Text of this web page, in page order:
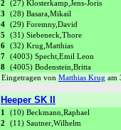
2 (27) Klosterkamp,Jens-Joris
3 (28) Basara,Mikail
4 (29) Foremny,David
5 (31) Siebeneck,Thore
6 (32) Krug,Matthias
7 (4003) Specht,Emil Leon
8 (4005) Bodenstein,Britta
Eingetragen von Matthias Krug am
Heeper SK II
1
(10) Beckmann,Raphael
2 (11) Sautner,Wilhelm